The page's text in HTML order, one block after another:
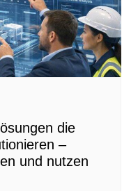
die
–
und nutzen